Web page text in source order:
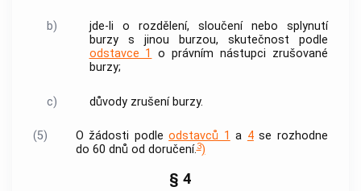
b)
jde-li o rozdělení, sloučení nebo splynutí
burzy s jinou burzou, skutečnost podle
odstavce 1
o právním nástupci zrušované
burzy;
c) důvody zrušení burzy.
(5) O žádosti podleodstavců 1 a 4se rozhodne
do 60 dnů od doručení.3)
§ 4